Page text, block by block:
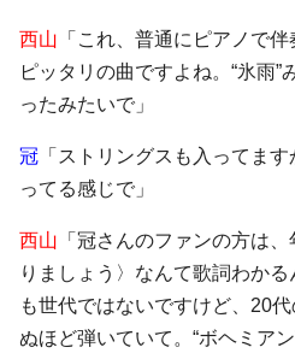
西山 「これ、普通にピアノで
ピッタリの曲ですよね。“氷雨
ったみたいで」
冠 「ストリングスも入ってま
ってる感じで」
西山 「冠さんのファンの方は
りましょう〉なんて歌詞わか
も世代ではないですけど、20
ぬほど弾いていて。“ボヘミアン